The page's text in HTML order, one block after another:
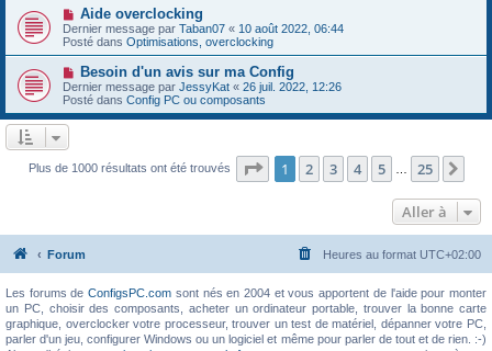
s
s
a
g
e
a
u
m
e
s
a
g
e
N
o
u
v
e
a
u
m
e
g
Aide overclocking
Dernier message par Taban07 « 10 août 2022, 06:44
Posté dans Optimisations, overclocking
N
o
u
v
e
m
e
Besoin d'un avis sur ma Config
Dernier message par JessyKat « 26 juil. 2022, 12:26
Posté dans Config PC ou composants
Plus de 1000 résultats ont été trouvés Page 1sur25
1 2 3 4 5 25
Aller à
Forum Heures au format UTC+02:00
Les forums deConfigsPC.com sont nés en 2004 et vous apportent de l'aide pour monter
un PC, choisir des composants, acheter un ordinateur portable, trouver la bonne carte
graphique, overclocker votre processeur, trouver un test de matériel, dépanner votre PC,
parler d'un jeu, configurer Windows ou un logiciel et même pour parler de tout et de rien. :-)